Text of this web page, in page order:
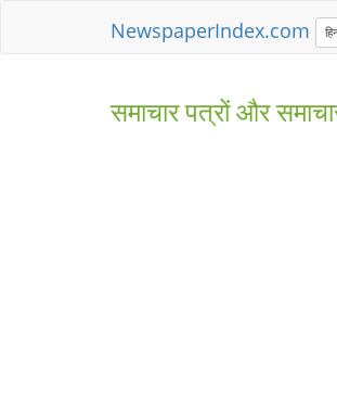
NewspaperIndex.com
समाचार पत्रों और